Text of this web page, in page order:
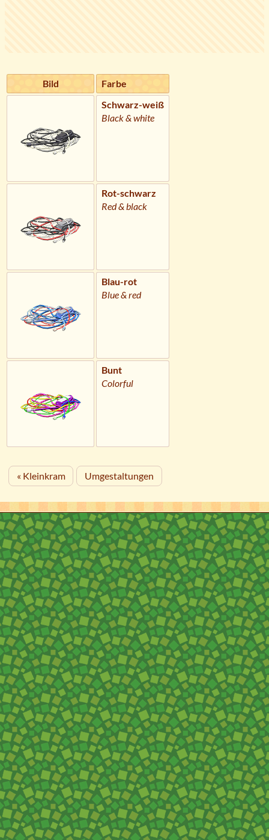
Bild
Farbe
Schwarz-weiß
Black & white
Rot-schwarz
Red & black
Blau-rot
Blue & red
Bunt
Colorful
« Kleinkram Umgestaltungen